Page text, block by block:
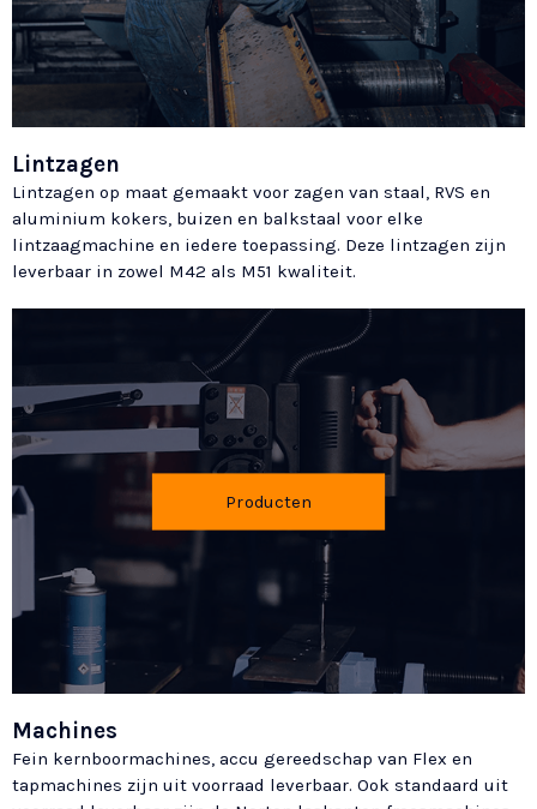
Lintzagen
Lintzagen op maat gemaakt voor zagen van staal, RVS en
aluminium kokers, buizen en balkstaal voor elke
lintzaagmachine en iedere toepassing. Deze lintzagen zijn
leverbaar in zowel M42 als M51 kwaliteit.
Producten
Machines
Fein kernboormachines, accu gereedschap van Flex en
tapmachines zijn uit voorraad leverbaar. Ook standaard uit